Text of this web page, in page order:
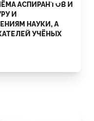
АСПИРАНТОВ И
И
НАУКИ, А
УЧЁНЫХ